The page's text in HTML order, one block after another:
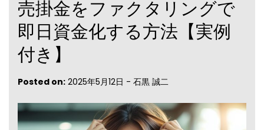
売掛金をファクタリングで
即日資金化する方法【実例
付き】
Posted on: 2025年5月12日 - 石黒 誠二